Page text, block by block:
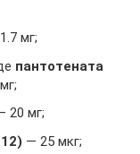
мг;
пантотената
20 мг;
— 25 мкг;